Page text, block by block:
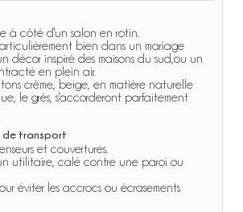
à côté d'un salon en rotin.
bien dans un mariage
décor inspiré des maisons du sud,ou un
en plein air.
tons crème, beige, en matière naturelle
le grès, s'accorderont parfaitement
de transport
et couvertures.
un utilitaire, calé contre une paroi ou
éviter les accrocs ou écrasements